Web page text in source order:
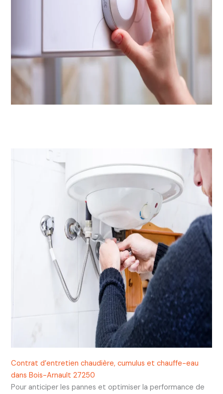
Contrat d’entretien chaudière, cumulus et chauffe-eau
dans Bois-Arnault 27250
Pour anticiper les pannes et optimiser la performance de